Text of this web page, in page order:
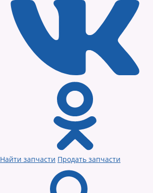
Найти запчасти Продать запчасти